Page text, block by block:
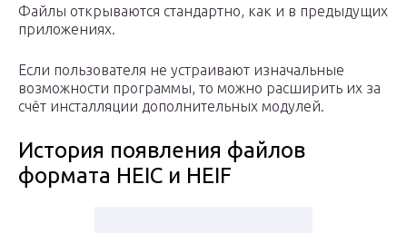
Файлы открываются стандартно, как и в предыдущих
приложениях.
Если пользователя не устраивают изначальные
возможности программы, то можно расширить их за
счёт инсталляции дополнительных модулей.
История появления файлов
формата HEIC и HEIF